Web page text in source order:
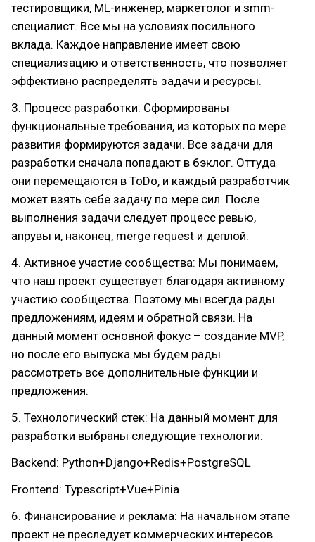
тестировщики, ML-инженер, маркетолог и smm-
специалист. Все мы на условиях посильного
вклада. Каждое направление имеет свою
специализацию и ответственность, что позволяет
эффективно распределять задачи и ресурсы.
3. Процесс разработки: Сформированы
функциональные требования, из которых по мере
развития формируются задачи. Все задачи для
разработки сначала попадают в бэклог. Оттуда
они перемещаются в ToDo, и каждый разработчик
может взять себе задачу по мере сил. После
выполнения задачи следует процесс ревью,
апрувы и, наконец, merge request и деплой.
4. Активное участие сообщества: Мы понимаем,
что наш проект существует благодаря активному
участию сообщества. Поэтому мы всегда рады
предложениям, идеям и обратной связи. На
данный момент основной фокус – создание MVP,
но после его выпуска мы будем рады
рассмотреть все дополнительные функции и
предложения.
5. Технологический стек: На данный момент для
разработки выбраны следующие технологии:
Backend: Python+Django+Redis+PostgreSQL
Frontend: Typescript+Vue+Pinia
6. Финансирование и реклама: На начальном этапе
проект не преследует коммерческих интересов.